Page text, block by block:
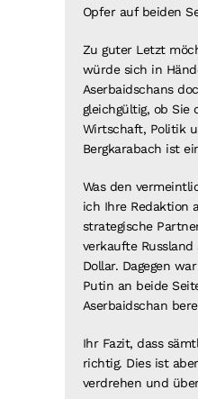
Opfer auf beiden
Zu guter Letzt
würde sich in
Aserbaidschans
gleichgültig, ob
Wirtschaft, Politik
Bergkarabach ist
Was den
ich Ihre Redaktion
strategische
verkaufte
Dollar. Dagegen
Putin an beide
Aserbaidschan
Ihr Fazit, dass
richtig. Dies ist
verdrehen und